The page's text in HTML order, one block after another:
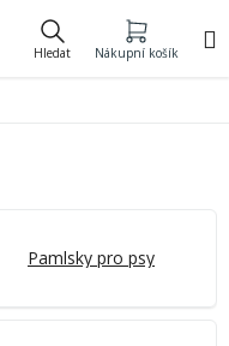
Hledat Nákupní košík
Pamlsky pro psy